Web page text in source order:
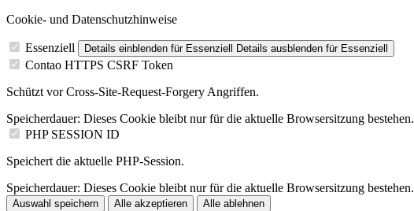
Cookie- und Datenschutzhinweise
Essenziell Details einblenden für Essenziell Details ausblenden für Essenziell
Contao HTTPS CSRF Token
Schützt vor Cross-Site-Request-Forgery Angriffen.
Speicherdauer: Dieses Cookie bleibt nur für die aktuelle Browsersitzung bestehen.
PHP SESSION ID
Speichert die aktuelle PHP-Session.
Speicherdauer: Dieses Cookie bleibt nur für die aktuelle Browsersitzung bestehen.
Auswahl speichern Alle akzeptieren Alle ablehnen